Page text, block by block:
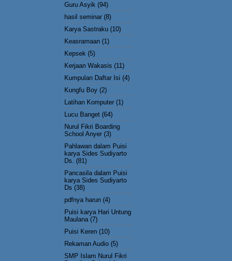
Guru Asyik (94)
hasil seminar (8)
Karya Sastraku (10)
Keasramaan (1)
Kepsek (5)
Kerjaan Wakasis (11)
Kumpulan Daftar Isi (4)
Kungfu Boy (2)
Latihan Komputer (1)
Lucu Banget (64)
Nurul Fikri Boarding
School Anyer (3)
Pahlawan dalam Puisi
karya Sides Sudiyarto
Ds. (81)
Pancasila dalam Puisi
karya Sides Sudiyarto
Ds (38)
pdfnya harun (4)
Puisi karya Hari Untung
Maulana (7)
Puisi Keren (10)
Rekaman Audio (5)
SMP Islam Nurul Fikri